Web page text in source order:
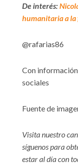
De interés:
humanitaria a la
@rafarias86
Con
sociales
Fuente de
Visita nuestro
síguenos para
estar al día con